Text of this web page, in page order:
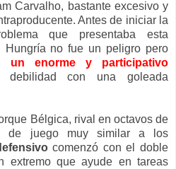
Carvalho, bastante excesivo y
Antes de iniciar la
que presentaba esta
Hungría no fue un peligro pero
un enorme y participativo
debilidad con una goleada
Bélgica, rival en octavos de
de juego muy similar a los
comenzó con el doble
extremo que ayude en tareas